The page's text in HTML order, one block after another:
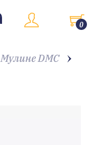
0
Мулине DMC